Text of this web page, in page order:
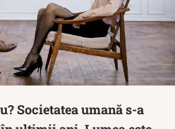
Societatea umană s-a